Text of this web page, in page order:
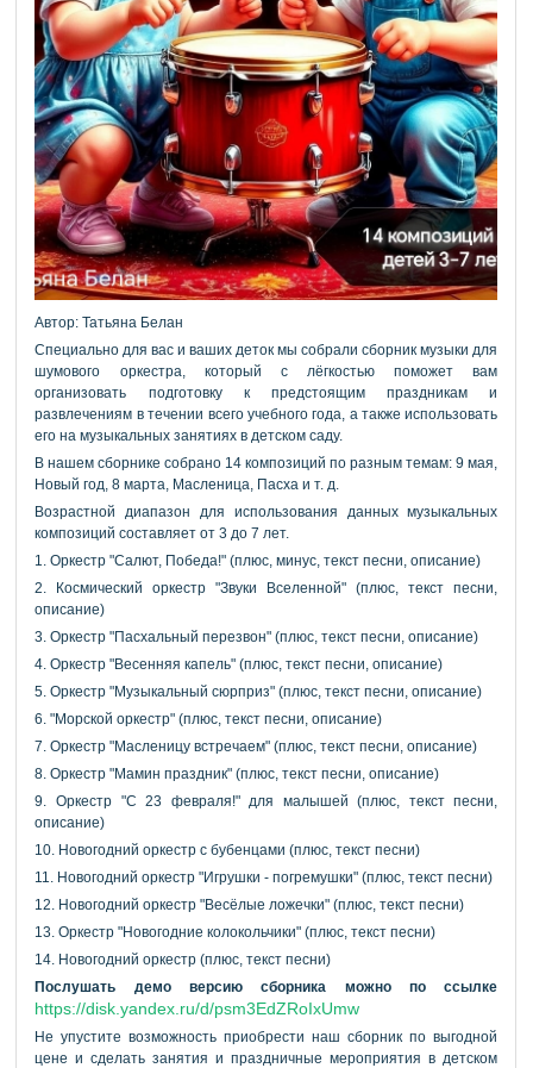
Автор: Татьяна Белан
Специально для вас и ваших деток мы собрали сборник музыки для
шумового оркестра, который с лёгкостью поможет вам
организовать подготовку к предстоящим праздникам и
развлечениям в течении всего учебного года, а также использовать
его на музыкальных занятиях в детском саду.
В нашем сборнике собрано 14 композиций по разным темам: 9 мая,
Новый год, 8 марта, Масленица, Пасха и т. д.
Возрастной диапазон для использования данных музыкальных
композиций составляет от 3 до 7 лет.
1. Оркестр "Салют, Победа!" (плюс, минус, текст песни, описание)
2. Космический оркестр "Звуки Вселенной" (плюс, текст песни,
описание)
3. Оркестр "Пасхальный перезвон" (плюс, текст песни, описание)
4. Оркестр "Весенняя капель" (плюс, текст песни, описание)
5. Оркестр "Музыкальный сюрприз" (плюс, текст песни, описание)
6. "Морской оркестр" (плюс, текст песни, описание)
7. Оркестр "Масленицу встречаем" (плюс, текст песни, описание)
8. Оркестр "Мамин праздник" (плюс, текст песни, описание)
9. Оркестр "С 23 февраля!" для малышей (плюс, текст песни,
описание)
10. Новогодний оркестр с бубенцами (плюс, текст песни)
11. Новогодний оркестр "Игрушки - погремушки" (плюс, текст песни)
12. Новогодний оркестр "Весёлые ложечки" (плюс, текст песни)
13. Оркестр "Новогодние колокольчики" (плюс, текст песни)
14. Новогодний оркестр (плюс, текст песни)
Послушать демо версию сборника можно по ссылке
https://disk.yandex.ru/d/psm3EdZRoIxUmw
Не упустите возможность приобрести наш сборник по выгодной
цене и сделать занятия и праздничные мероприятия в детском